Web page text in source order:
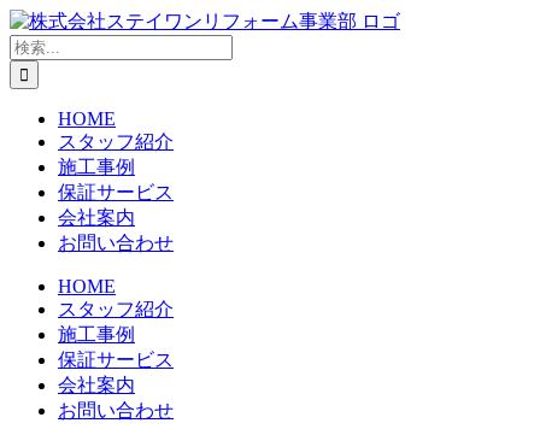
Skip
to
content
検
索
…
HOME
スタッフ紹介
施工事例
保証サービス
会社案内
お問い合わせ
HOME
スタッフ紹介
施工事例
保証サービス
会社案内
お問い合わせ